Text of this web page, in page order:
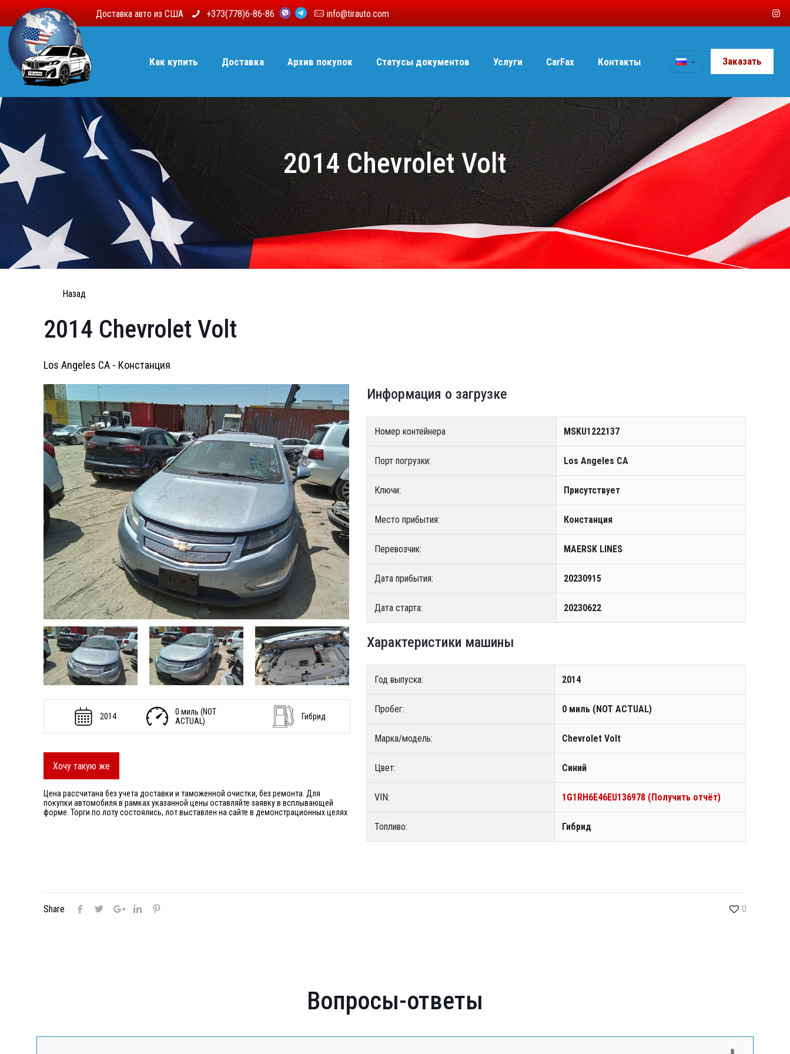
Доставка авто из США +373(778)6-86-86 info@tirauto.com
Как купить Доставка Архив покупок Статусы документов Услуги CarFax Контакты Заказать
2014 Chevrolet Volt
Назад
2014 Chevrolet Volt
Los Angeles CA - Констанция
2014
0 миль (NOT
ACTUAL)
Гибрид
Хочу такую же
Цена рассчитана без учета доставки и таможенной очистки, без ремонта. Для
покупки автомобиля в рамках указанной цены оставляйте заявку в всплывающей
форме. Торги по лоту состоялись, лот выставлен на сайте в демонстрационных целях
Информация о загрузке
Номер контейнера MSKU1222137
Порт погрузки: Los Angeles CA
Ключи: Присутствует
Место прибытия: Констанция
Перевозчик: MAERSK LINES
Дата прибытия: 20230915
Дата старта: 20230622
Характеристики машины
Год выпуска: 2014
Пробег: 0 миль (NOT ACTUAL)
Марка/модель: Chevrolet Volt
Цвет: Синий
VIN: 1G1RH6E46EU136978 (Получить отчёт)
Топливо: Гибрид
Share 0
Вопросы-ответы